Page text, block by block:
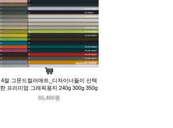
4절 그문드컬러매트_디자이너들이 선택
한 프리미엄 그래픽용지 240g 300g 350g
65,400원